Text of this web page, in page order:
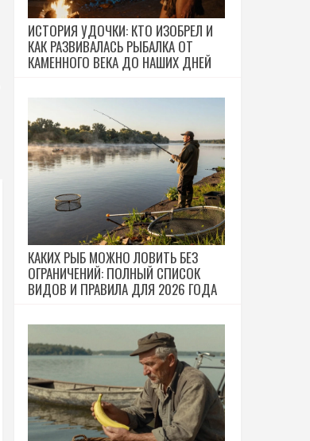
ИСТОРИЯ УДОЧКИ: КТО ИЗОБРЕЛ И
КАК РАЗВИВАЛАСЬ РЫБАЛКА ОТ
КАМЕННОГО ВЕКА ДО НАШИХ ДНЕЙ
КАКИХ РЫБ МОЖНО ЛОВИТЬ БЕЗ
ОГРАНИЧЕНИЙ: ПОЛНЫЙ СПИСОК
ВИДОВ И ПРАВИЛА ДЛЯ 2026 ГОДА